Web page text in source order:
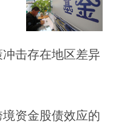
击存在地区差异
资金股债效应的